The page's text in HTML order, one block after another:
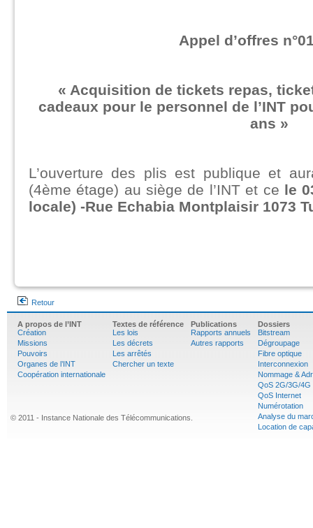
Appel d’offres
« Acquisition de tickets repas,
cadeaux pour le personnel de l’INT
ans »
L’ouverture des plis est publique et
(4ème étage) au siège de l’INT et ce le
locale) -Rue Echabia Montplaisir 1073
Retour
A propos de l’INT
Création
Missions
Pouvoirs
Organes de l’INT
Coopération internationale
Textes de référence
Les lois
Les décrets
Les arrêtés
Chercher un texte
Publications
Rapports annuels
Autres rapports
Dossiers
Bitstream
Dégroupage
Fibre optique
Interconnexion
Nommage &
QoS 2G/3G/4G
QoS Internet
Numérotation
Analyse du
Location de
© 2011 - Instance Nationale des Télécommunications.